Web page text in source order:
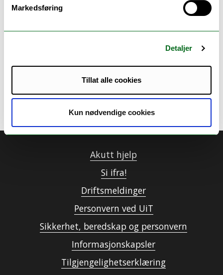
Markedsføring
Detaljer
Tillat alle cookies
Kun nødvendige cookies
ENFORCE
Akutt hjelp
Si ifra!
Driftsmeldinger
Personvern ved UiT
Sikkerhet, beredskap og personvern
Informasjonskapsler
Tilgjengelighetserklæring